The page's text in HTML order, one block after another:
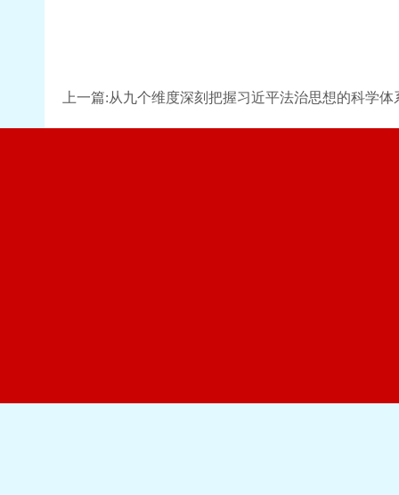
上一篇:从九个维度深刻把握习近平法治思想的科学体